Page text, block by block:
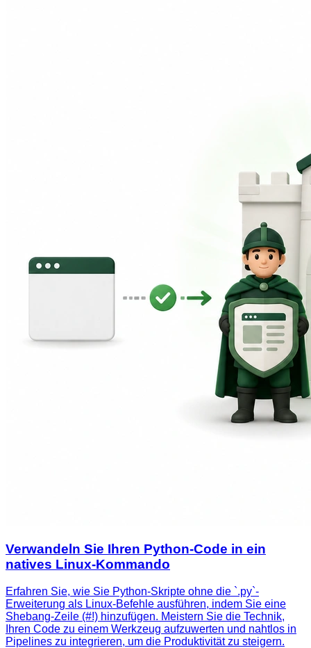
Verwandeln Sie Ihren Python-Code in ein
natives Linux-Kommando
Erfahren Sie, wie Sie Python-Skripte ohne die `.py`-
Erweiterung als Linux-Befehle ausführen, indem Sie eine
Shebang-Zeile (#!) hinzufügen. Meistern Sie die Technik,
Ihren Code zu einem Werkzeug aufzuwerten und nahtlos in
Pipelines zu integrieren, um die Produktivität zu steigern.